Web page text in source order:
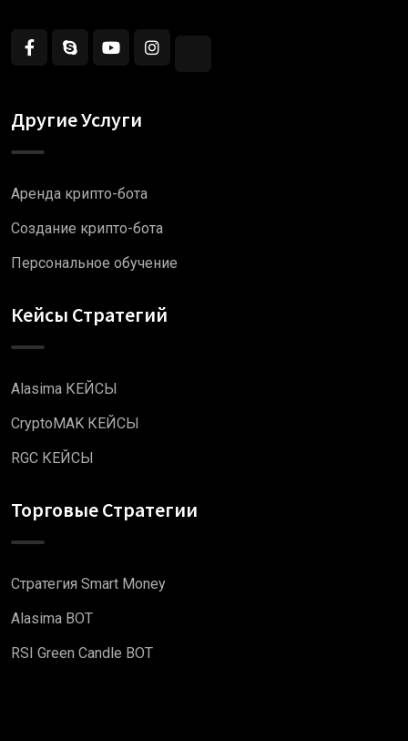
Другие Услуги
Аренда крипто-бота
Создание крипто-бота
Персональное обучение
Кейсы Стратегий
Alasima КЕЙСЫ
CryptoMAK КЕЙСЫ
RGC КЕЙСЫ
Торговые Стратегии
Стратегия Smart Money
Alasima BOT
RSI Green Candle BOT